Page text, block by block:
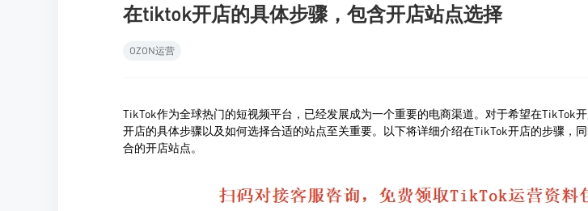
在tiktok开店的具体步骤，包含开店站点选择
OZON运营